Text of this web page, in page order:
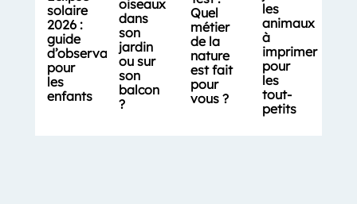
solaire
2026 :
guide
d’observation
pour
les
enfants
oiseaux
dans
son
jardin
ou sur
son
balcon
?
Quel
métier
de la
nature
est fait
pour
vous ?
les
animaux
à
imprimer
pour
les
tout-
petits